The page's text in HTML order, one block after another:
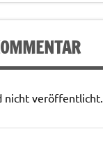
nicht veröffentlicht.